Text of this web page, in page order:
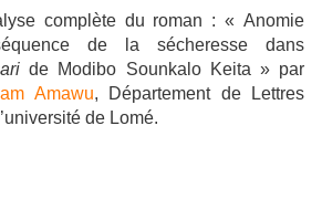
complète du roman : « Anomie
de la sécheresse dans
de Modibo Sounkalo Keita » par
Amawu, Département de Lettres
de Lomé.